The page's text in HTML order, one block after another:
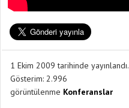
1 Ekim 2009 tarihinde yayınlandı.
Gösterim: 2.996
görüntülenme Konferanslar